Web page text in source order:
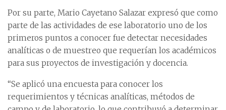
Por su parte, Mario Cayetano Salazar expresó que como
parte de las actividades de ese laboratorio uno de los
primeros puntos a conocer fue detectar necesidades
analíticas o de muestreo que requerían los académicos
para sus proyectos de investigación y docencia.
“Se aplicó una encuesta para conocer los
requerimientos y técnicas analíticas, métodos de